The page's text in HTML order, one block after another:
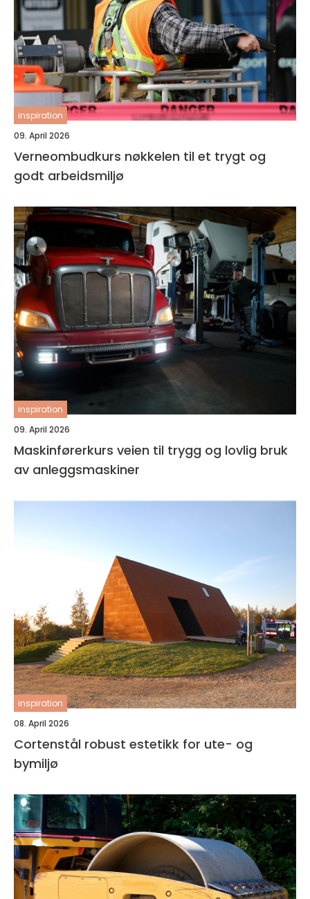
inspiration
09. April 2026
Verneombudkurs nøkkelen til et trygt og
godt arbeidsmiljø
inspiration
09. April 2026
Maskinførerkurs veien til trygg og lovlig bruk
av anleggsmaskiner
inspiration
08. April 2026
Cortenstål robust estetikk for ute- og
bymiljø